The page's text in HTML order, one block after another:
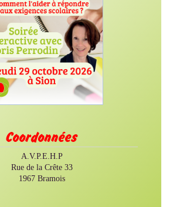
Coordonnées
A.V.P.E.H.P
Rue de la Crête 33
1967 Bramois